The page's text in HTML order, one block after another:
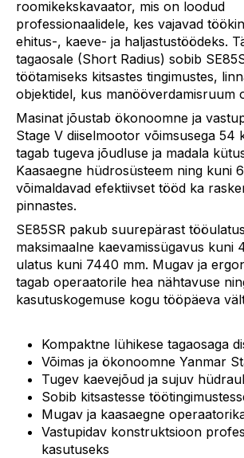
roomikekskavaator, mis on loodud
professionaalidele, kes vajavad
ehitus-, kaeve- ja haljastustöödeks.
tagaosale (Short Radius) sobib
töötamiseks kitsastes tingimustes,
objektidel, kus manööverdamisruum
Masinat jõustab ökonoomne ja
Stage V diiselmootor võimsusega 54
tagab tugeva jõudluse ja madala
Kaasaegne hüdrosüsteem ning kuni
võimaldavad efektiivset tööd ka
pinnastes.
SE85SR pakub suurepärast
maksimaalne kaevamissügavus kuni
ulatus kuni 7440 mm. Mugav ja
tagab operaatorile hea nähtavuse
kasutuskogemuse kogu tööpäeva
Kompaktne lühikese tagaosaga
Võimas ja ökonoomne Yanmar
Tugev kaevejõud ja sujuv
Sobib kitsastesse
Mugav ja kaasaegne
Vastupidav konstruktsioon
kasutuseks